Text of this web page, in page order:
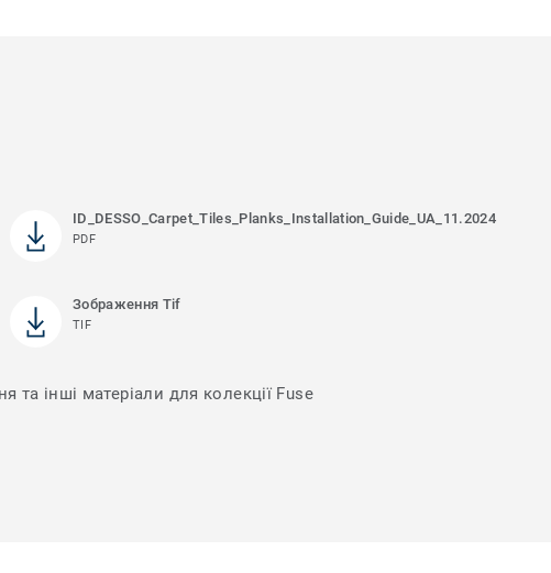
ID_DESSO_Carpet_Tiles_Planks_Installation_Guide_UA_11.2024
PDF
Зображення Tif
TIF
та інші матеріали для колекції Fuse